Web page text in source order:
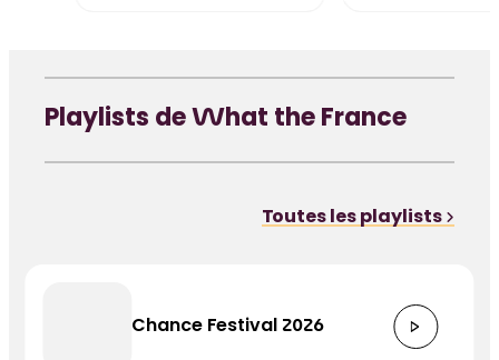
Playlists de What the France
Toutes les playlists
Chance Festival 2026